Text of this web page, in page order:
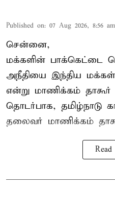
Published on: 07 Aug 2026, 8:56 am
சென்னை,
மக்களின் பாக்கெட்டை
அநீதியை இந்திய
என்று மாணிக்கம் தாகூர்
தொடர்பாக, தமிழ்நாடு
தலைவர் மாணிக்கம்